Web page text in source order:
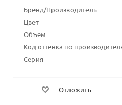
Бренд/Производитель
Цвет
Объем
Код оттенка по
Серия
Отложить